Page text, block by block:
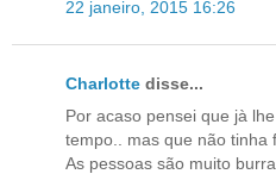
22 janeiro, 2015 16:26
Charlotte disse...
Por acaso pensei que jà
tempo.. mas que não tinha
As pessoas são muito